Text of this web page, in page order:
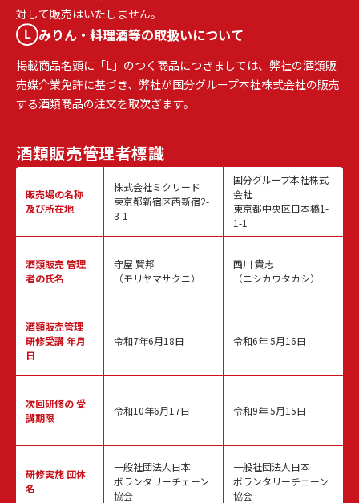
対して販売はいたしません。
みりん・料理酒等の取扱いについて
掲載商品名頭に「L」のつく商品につきましては、弊社の酒類販
売媒介業免許に基づき、弊社が国分グループ本社株式会社の販売
する酒類商品の注文を取次ぎます。
酒類販売管理者標識
販売場の名称
及び所在地
酒類販売管理
者の氏名
酒類販売管理
研修受講 年月
日
次回研修の受
講期限
研修実施 団体
名
株式会社ミクリード
東京都新宿区西新宿2-
3-1
守屋 賢邦
（モリヤマサクニ）
令和7年6月18日
令和10年6月17日
一般社団法人日本
ボランタリーチェーン
協会
国分グループ本社株式
会社
東京都中央区日本橋1-
1-1
西川 貴志
（ニシカワタカシ）
令和6年 5月16日
令和9年 5月15日
一般社団法人日本
ボランタリーチェーン
協会